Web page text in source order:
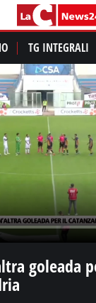
TG INTEGRALI
goleada